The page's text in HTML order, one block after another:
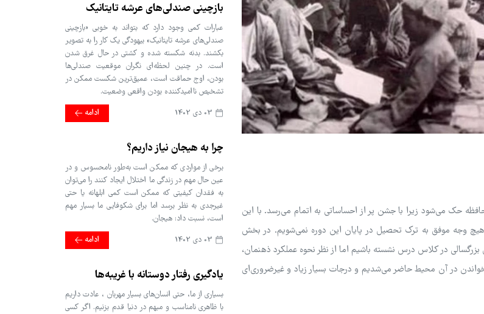
وضوح در حافظه حک می‌شود زیرا با جشن پر از احساساتی به اتمام می‌رسد. با این
هیچ وجه موفق به ترک تحصیل در پایان این دوره نمی‌شویم. در بخش
در کلاس درس نشسته باشیم اما از نظر نحوه عملکرد ذهنمان،
در آن محیط حاضر می‌شدیم و درجات بسیار زیاد و غیرضروری‌ای
بازچینی صندلی‌های عرشه تایتانیک
عبارات کمی وجود دارد که بتواند به خوبی «بازچینی
صندلی‌های عرشه تایتانیک» بیهودگی یک کار را به تصویر
بکشند. بدنه شکسته شده و کشتی در حال غرق شدن
است. در چنین لحظه‌ای نگران موقعیت صندلی‌ها
بودن، اوج حماقت است، عمیق‌ترین شکست ممکن در
تشخیص ناامیدکننده بودن واقعی وضعیت.
ادامه
چرا به هیجان نیاز داریم؟
برخی از مواردی که ممکن است به‌طور نامحسوس و در
عین حال مهم در زندگی ما اختلال ایجاد کنند را می‌توان
به فقدان کیفیتی که ممکن است کمی ابلهانه یا حتی
غیرجدی به نظر برسد اما برای شکوفایی ما بسیار مهم
است، نسبت داد: هیجان.
ادامه
یادگیری رفتار دوستانه با غریبه‌ها
بسیاری از ما، حتی انسان‌های بسیار مهربان ، عادت داریم
با ظاهری نامناسب و مبهم در دنیا قدم بزنیم. اگر کسی